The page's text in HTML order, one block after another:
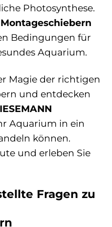
Photosynthese.
Montageschiebern
Bedingungen für
Aquarium.
Magie der richtigen
und entdecken
Aquarium in ein
können.
und erleben Sie
Fragen zu